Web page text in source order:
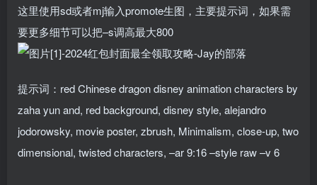
这里使用sd或者mj输入promote生图，主要提示词，如果需
要更多细节可以把–s调高最大800
提示词：red Chinese dragon disney animation characters by
zaha yun and, red background, disney style, alejandro
jodorowsky, movie poster, zbrush, Minimalism, close-up, two
dimensional, twisted characters, –ar 9:16 –style raw –v 6